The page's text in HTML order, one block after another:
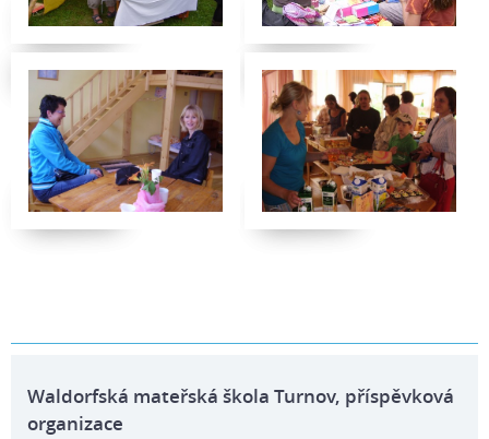
Waldorfská mateřská škola Turnov, příspěvková
organizace